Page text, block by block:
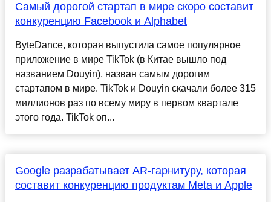
Самый дорогой стартап в мире скоро составит
конкуренцию Facebook и Alphabet
ByteDance, которая выпустила самое популярное
приложение в мире TikTok (в Китае вышло под
названием Douyin), назван самым дорогим
стартапом в мире. TikTok и Douyin скачали более 315
миллионов раз по всему миру в первом квартале
этого года. TikTok оп...
Google разрабатывает AR-гарнитуру, которая
составит конкуренцию продуктам Meta и Apple